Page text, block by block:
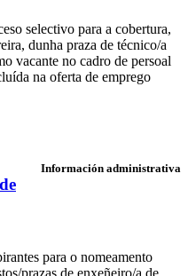
selectivo para a cobertura,
dunha praza de técnico/a
vacante no cadro de persoal
na oferta de emprego
Información administrativa
para o nomeamento